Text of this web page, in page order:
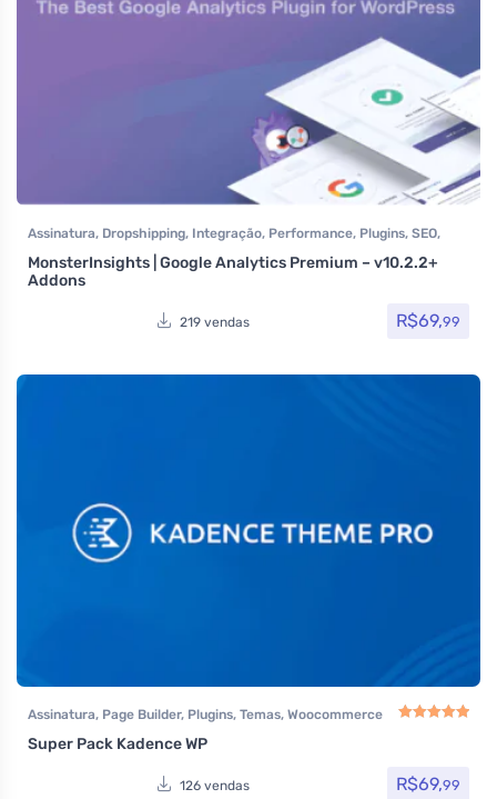
Assinatura, Dropshipping, Integração, Performance, Plugins, SEO,
Todos os itens
MonsterInsights | Google Analytics Premium – v10.2.2+
Addons
219 vendas R$69,99
Assinatura, Page Builder, Plugins, Temas, Woocommerce
Super Pack Kadence WP
126 vendas R$69,99